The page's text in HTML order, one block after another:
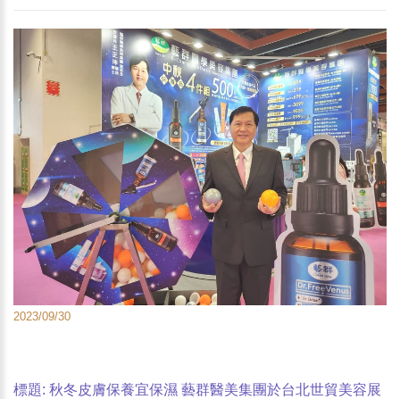
2023/09/30
標題: 秋冬皮膚保養宜保濕 藝群醫美集團於台北世貿美容展